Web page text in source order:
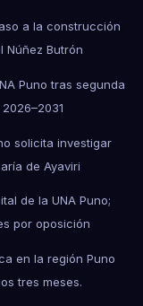
a la construcción
Núñez Butrón
Puno tras segunda
solicita investigar
de Ayaviri
de la UNA Puno;
por oposición
en la región Puno
tres meses.